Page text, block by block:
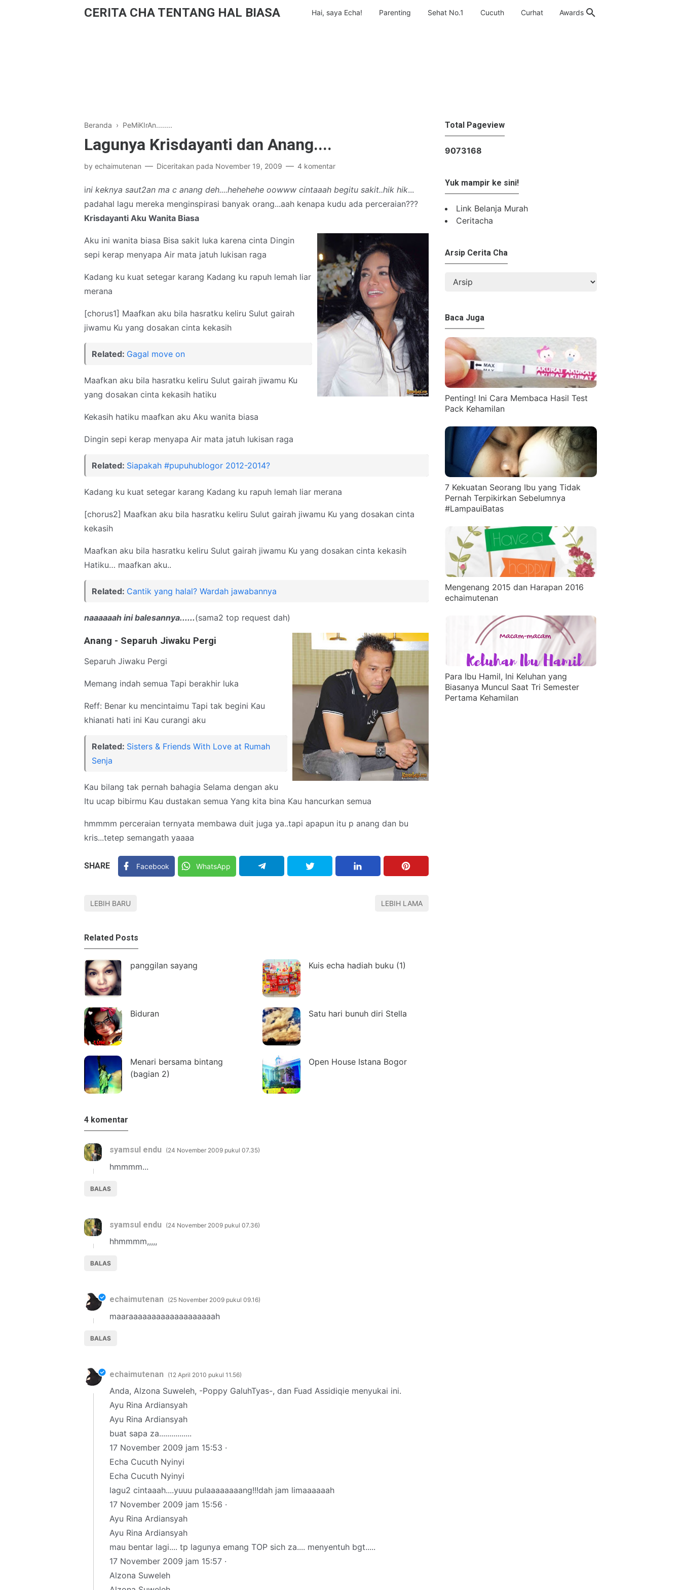
CERITA CHA TENTANG HAL BIASA Hai, saya Echa! Parenting Sehat No.1 Cucuth Curhat Awards
Beranda › PeMiKIrAn........
Lagunya Krisdayanti dan Anang....
by echaimutenan Diceritakan pada November 19, 2009 4 komentar
ini keknya saut2an ma c anang deh....hehehehe oowww cintaaah begitu sakit..hik hik...
padahal lagu mereka menginspirasi banyak orang...aah kenapa kudu ada perceraian???
Krisdayanti Aku Wanita Biasa
Aku ini wanita biasa Bisa sakit luka karena cinta Dingin
sepi kerap menyapa Air mata jatuh lukisan raga
Kadang ku kuat setegar karang Kadang ku rapuh lemah liar
merana
[chorus1] Maafkan aku bila hasratku keliru Sulut gairah
jiwamu Ku yang dosakan cinta kekasih
Related: Gagal move on
Maafkan aku bila hasratku keliru Sulut gairah jiwamu Ku
yang dosakan cinta kekasih hatiku
Kekasih hatiku maafkan aku Aku wanita biasa
Dingin sepi kerap menyapa Air mata jatuh lukisan raga
Related: Siapakah #pupuhublogor 2012-2014?
Kadang ku kuat setegar karang Kadang ku rapuh lemah liar merana
[chorus2] Maafkan aku bila hasratku keliru Sulut gairah jiwamu Ku yang dosakan cinta
kekasih
Maafkan aku bila hasratku keliru Sulut gairah jiwamu Ku yang dosakan cinta kekasih
Hatiku… maafkan aku..
Related: Cantik yang halal? Wardah jawabannya
naaaaaah ini balesannya......(sama2 top request dah)
Anang - Separuh Jiwaku Pergi
Separuh Jiwaku Pergi
Memang indah semua Tapi berakhir luka
Reff: Benar ku mencintaimu Tapi tak begini Kau
khianati hati ini Kau curangi aku
Related: Sisters & Friends With Love at Rumah
Senja
Kau bilang tak pernah bahagia Selama dengan aku
Itu ucap bibirmu Kau dustakan semua Yang kita bina Kau hancurkan semua
hmmmm perceraian ternyata membawa duit juga ya..tapi apapun itu p anang dan bu
kris...tetep semangath yaaaa
SHARE Facebook WhatsApp
LEBIH BARU LEBIH LAMA
Related Posts
panggilan sayang Kuis echa hadiah buku (1)
Biduran Satu hari bunuh diri Stella
Menari bersama bintang
(bagian 2)
Open House Istana Bogor
4 komentar
syamsul endu 24 November 2009 pukul 07.35
hmmmm...
BALAS
syamsul endu 24 November 2009 pukul 07.36
hhmmmm,,,,,
BALAS
echaimutenan 25 November 2009 pukul 09.16
maaraaaaaaaaaaaaaaaaaaah
BALAS
echaimutenan 12 April 2010 pukul 11.56
Anda, Alzona Suweleh, -Poppy GaluhTyas-, dan Fuad Assidiqie menyukai ini.
Ayu Rina Ardiansyah
Ayu Rina Ardiansyah
buat sapa za................
17 November 2009 jam 15:53 ·
Echa Cucuth Nyinyi
Echa Cucuth Nyinyi
lagu2 cintaaah....yuuu pulaaaaaaaang!!!dah jam limaaaaaah
17 November 2009 jam 15:56 ·
Ayu Rina Ardiansyah
Ayu Rina Ardiansyah
mau bentar lagi.... tp lagunya emang TOP sich za.... menyentuh bgt.....
17 November 2009 jam 15:57 ·
Alzona Suweleh
Total Pageview
9073168
Yuk mampir ke sini!
Link Belanja Murah
Ceritacha
Arsip Cerita Cha
Baca Juga
Penting! Ini Cara Membaca Hasil Test
Pack Kehamilan
7 Kekuatan Seorang Ibu yang Tidak
Pernah Terpikirkan Sebelumnya
#LampauiBatas
Mengenang 2015 dan Harapan 2016
echaimutenan
Para Ibu Hamil, Ini Keluhan yang
Biasanya Muncul Saat Tri Semester
Pertama Kehamilan